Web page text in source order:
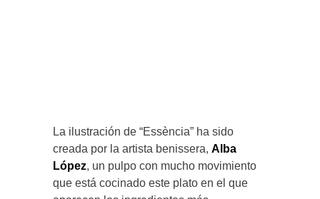
La ilustración de “Essència” ha sido
creada por la artista benissera, Alba
López, un pulpo con mucho movimiento
que está cocinado este plato en el que